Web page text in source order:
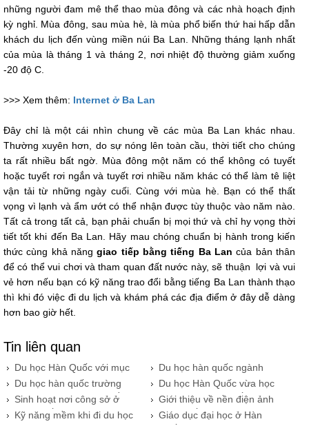
những người đam mê thể thao mùa đông và các nhà hoạch định
kỳ nghỉ. Mùa đông, sau mùa hè, là mùa phổ biến thứ hai hấp dẫn
khách du lịch đến vùng miền núi Ba Lan. Những tháng lạnh nhất
của mùa là tháng 1 và tháng 2, nơi nhiệt độ thường giảm xuống
-20 độ C.
>>> Xem thêm: Internet ở Ba Lan
Đây chỉ là một cái nhìn chung về các mùa Ba Lan khác nhau.
Thường xuyên hơn, do sự nóng lên toàn cầu, thời tiết cho chúng
ta rất nhiều bất ngờ. Mùa đông một năm có thể không có tuyết
hoặc tuyết rơi ngắn và tuyết rơi nhiều năm khác có thể làm tê liệt
vận tải từ những ngày cuối. Cùng với mùa hè. Bạn có thể thất
vọng vì lạnh và ẩm ướt có thể nhận được tùy thuộc vào năm nào.
Tất cả trong tất cả, bạn phải chuẩn bị mọi thứ và chỉ hy vọng thời
tiết tốt khi đến Ba Lan. Hãy mau chóng chuẩn bị hành trong kiến
thức cùng khả năng giao tiếp bằng tiếng Ba Lan của bản thân
để có thể vui chơi và tham quan đất nước này, sẽ thuận lợi và vui
vẻ hơn nếu bạn có kỹ năng trao đổi bằng tiếng Ba Lan thành thạo
thì khi đó việc đi du lịch và khám phá các địa điểm ở đây dễ dàng
hơn bao giờ hết.
Tin liên quan
Du học Hàn Quốc với mục
đích gì?
​Du học hàn quốc ngành
dược cơ hội tương lai mở
rộng.
Du học hàn quốc trường
đại học Seo Kyeong nhiều
ưu đãi.
​Du học Hàn Quốc vừa học
vừa làm và cuộc sống.
Sinh hoạt nơi công sở ở
Hàn Quốc
Giới thiệu về nền điện ảnh
Hàn Quốc
Kỹ năng mềm khi đi du học
Giáo dục đại học ở Hàn